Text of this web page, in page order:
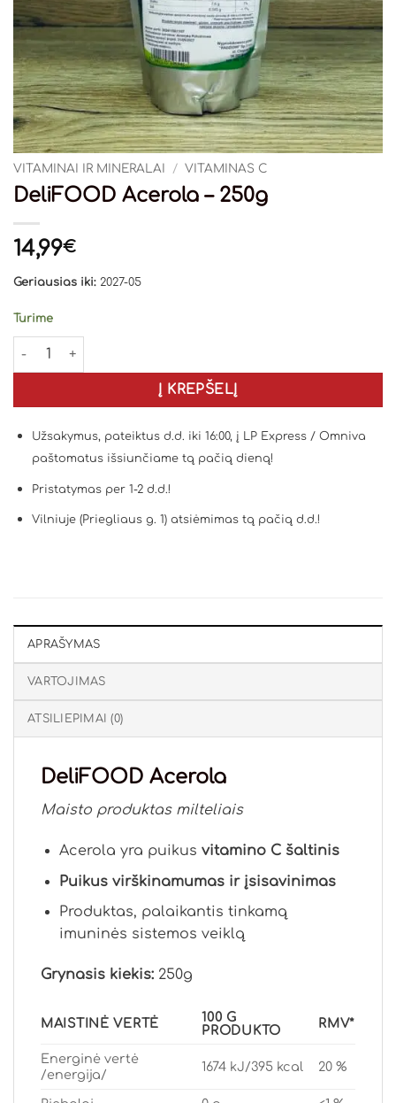
VITAMINAI IR MINERALAI / VITAMINAS C
DeliFOOD Acerola – 250g
14,99€
Geriausias iki: 2027-05
Turime
produkto kiekis: DeliFOOD Acerola - 250g
Į KREPŠELĮ
Užsakymus, pateiktus d.d. iki 16:00, į LP Express / Omniva
paštomatus išsiunčiame tą pačią dieną!
Pristatymas per 1-2 d.d.!
Vilniuje (Priegliaus g. 1) atsiėmimas tą pačią d.d.!
APRAŠYMAS
VARTOJIMAS
ATSILIEPIMAI (0)
DeliFOOD Acerola
Maisto produktas milteliais
Acerola yra puikus vitamino C šaltinis
Puikus virškinamumas ir įsisavinimas
Produktas, palaikantis tinkamą
imuninės sistemos veiklą
Grynasis kiekis: 250g
MAISTINĖ VERTĖ
100 G
PRODUKTO
RMV*
Energinė vertė
/energija/
1674 kJ/395 kcal 20 %